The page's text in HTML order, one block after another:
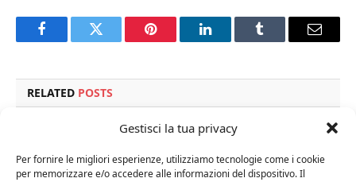
Gestisci la tua privacy
Per fornire le migliori esperienze, utilizziamo tecnologie come i cookie
per memorizzare e/o accedere alle informazioni del dispositivo. Il
FacebookTwitter Pinterest LinkedInTumblr Email
RELATED POSTS